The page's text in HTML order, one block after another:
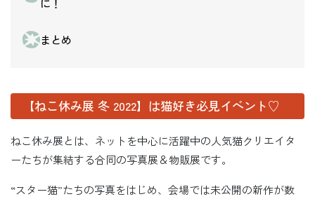
まとめ
【ねこ休み展 冬 2022】は猫好き必見イベント♡
ねこ休み展とは、ネットを中心に活躍中の人気猫クリエイタ
ーたちが集結する合同の写真展＆物販展です。
“スター猫”たちの写真をはじめ、会場では未公開の新作が数